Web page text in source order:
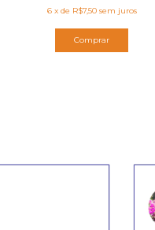
6 x de R$7,50 sem juros
Comprar